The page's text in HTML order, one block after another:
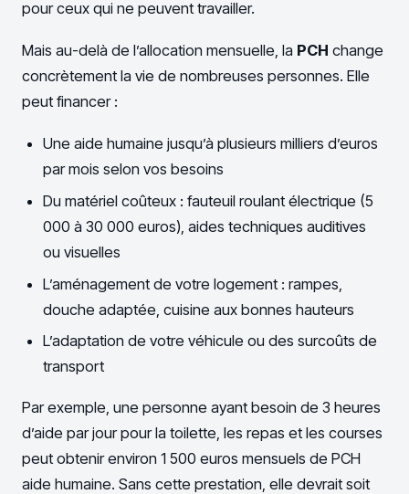
pour ceux qui ne peuvent travailler.
Mais au-delà de l’allocation mensuelle, la PCH change
concrètement la vie de nombreuses personnes. Elle
peut financer :
Une aide humaine jusqu’à plusieurs milliers d’euros
par mois selon vos besoins
Du matériel coûteux : fauteuil roulant électrique (5
000 à 30 000 euros), aides techniques auditives
ou visuelles
L’aménagement de votre logement : rampes,
douche adaptée, cuisine aux bonnes hauteurs
L’adaptation de votre véhicule ou des surcoûts de
transport
Par exemple, une personne ayant besoin de 3 heures
d’aide par jour pour la toilette, les repas et les courses
peut obtenir environ 1 500 euros mensuels de PCH
aide humaine. Sans cette prestation, elle devrait soit